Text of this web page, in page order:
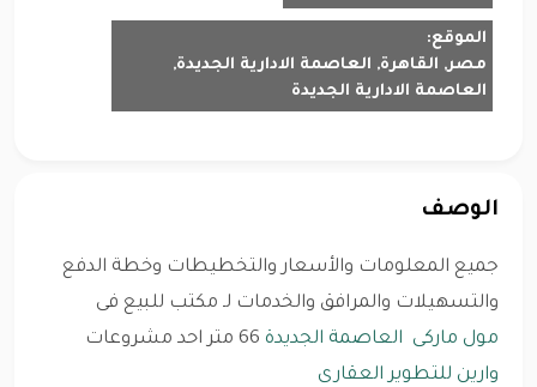
الموقع:
مصر, القاهرة, العاصمة الادارية الجديدة,
العاصمة الادارية الجديدة
الوصف
جميع المعلومات والأسعار والتخطيطات وخطة الدفع
والتسهيلات والمرافق والخدمات لـ مكتب للبيع فى
مول ماركى العاصمة الجديدة
وارين للتطوير العقارى